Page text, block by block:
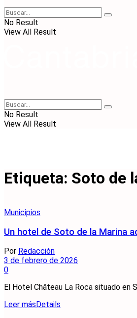
No Result
View All Result
No Result
View All Result
Etiqueta: Soto de
Municipios
Un hotel de Soto de la Marina
Por Redacción
3 de febrero de 2026
0
El Hotel Château La Roca situado en
Leer más Details